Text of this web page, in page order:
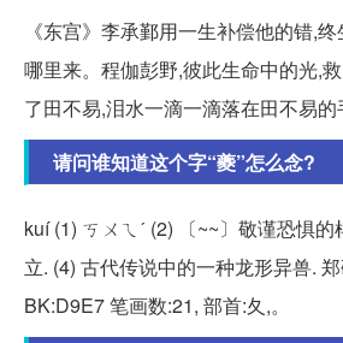
《东宫》李承鄞用一生补偿他的错,
哪里来。程伽彭野,彼此生命中的光,
了田不易,泪水一滴一滴落在田不易的
请问谁知道这个字“夔”怎么念?
kuí (1) ㄎㄨㄟˊ (2) 〔~~〕敬谨恐惧
立. (4) 古代传说中的一种龙形异兽.
BK:D9E7 笔画数:21, 部首:夂,。